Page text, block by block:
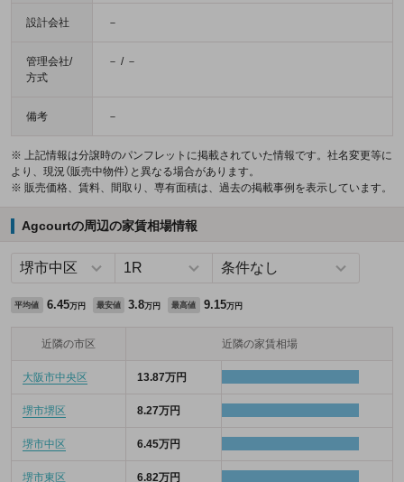
設計会社 －
管理会社/
方式
－ / －
備考 －
※ 上記情報は分譲時のパンフレットに掲載されていた情報です。社名変更等に
より、現況（販売中物件）と異なる場合があります。
※ 販売価格、賃料、間取り、専有面積は、過去の掲載事例を表示しています。
Agcourtの周辺の家賃相場情報
平均値 6.45万円 最安値 3.8万円 最高値 9.15万円
近隣の市区 近隣の家賃相場
大阪市中央区 13.87万円
堺市堺区 8.27万円
堺市中区 6.45万円
堺市東区 6.82万円